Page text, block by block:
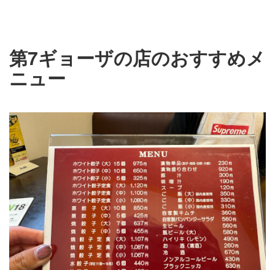
第7ギョーザの店のおすすめメ
ニュー